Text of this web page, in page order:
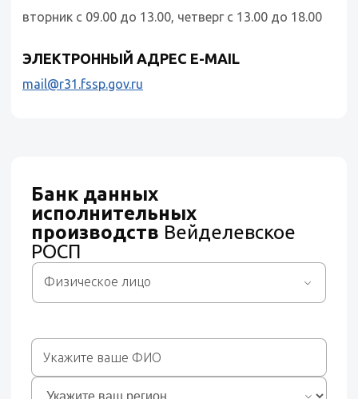
вторник с 09.00 до 13.00, четверг с 13.00 до 18.00
ЭЛЕКТРОННЫЙ АДРЕС E-MAIL
mail@r31.fssp.gov.ru
Банк данных
исполнительных
производств Вейделевское
РОСП
Физическое лицо